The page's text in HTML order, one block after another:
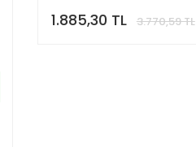
1.885,30 TL 3.770,59 TL